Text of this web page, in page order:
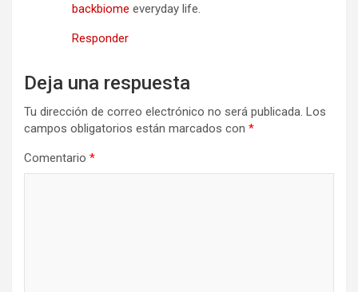
backbiome everyday life.
Responder
Deja una respuesta
Tu dirección de correo electrónico no será publicada. Los
campos obligatorios están marcados con *
Comentario *